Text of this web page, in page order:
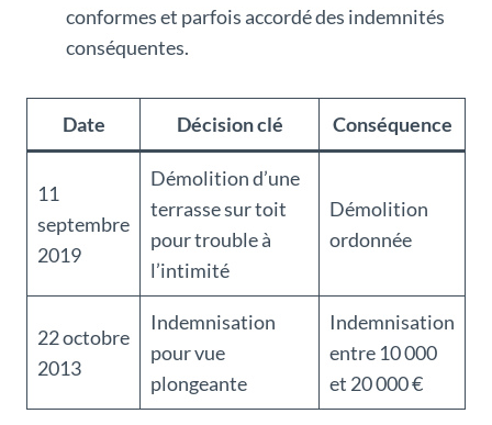
conformes et parfois accordé des indemnités
conséquentes.
Date Décision clé Conséquence
11
septembre
2019
Démolition d’une
terrasse sur toit
pour trouble à
l’intimité
Démolition
ordonnée
22 octobre
2013
Indemnisation
pour vue
plongeante
Indemnisation
entre 10 000
et 20 000 €